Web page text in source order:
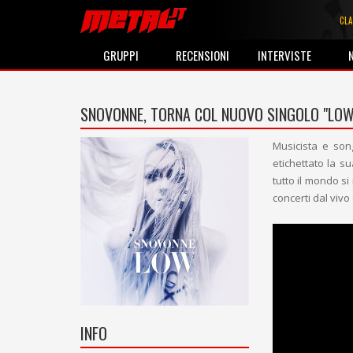
GRUPPI RECENSIONI INTERVISTE
SNOVONNE, TORNA COL NUOVO SINGOLO
INFO
Musicista e
etichettato la
tutto il mondo
concerti dal vivo